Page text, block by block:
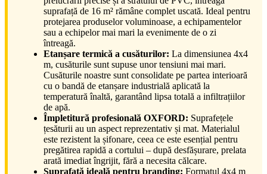
suprafață de 16 m² rămâne complet uscată. Ideal pentru
protejarea produselor voluminoase, a echipamentelor
sau a echipelor mai mari la evenimente de o zi
întreagă.
Etanșare termică a cusăturilor: La dimensiunea 4x4
m, cusăturile sunt supuse unor tensiuni mai mari.
Cusăturile noastre sunt consolidate pe partea interioară
cu o bandă de etanșare industrială aplicată la
temperatură înaltă, garantând lipsa totală a infiltrațiilor
de apă.
Împletitură profesională OXFORD: Suprafețele
țesăturii au un aspect reprezentativ și mat. Materialul
este rezistent la șifonare, ceea ce este esențial pentru
pregătirea rapidă a cortului – după desfășurare, prelata
arată imediat îngrijit, fără a necesita călcare.
Suprafață ideală pentru branding: Formatul 4x4 m